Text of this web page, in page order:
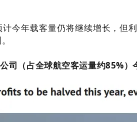
今年载客量仍将继续增长，但
司（占全球航空客运量约85%）